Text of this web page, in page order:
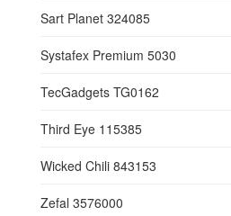
Sart Planet 324085
Systafex Premium 5030
TecGadgets TG0162
Third Eye 115385
Wicked Chili 843153
Zefal 3576000